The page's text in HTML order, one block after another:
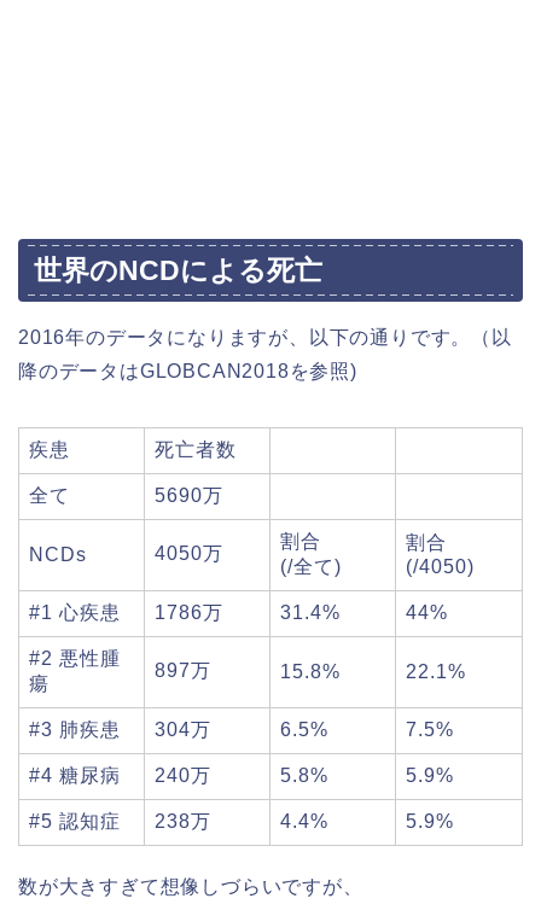
世界のNCDによる死亡
2016年のデータになりますが、以下の通りです。（以
降のデータはGLOBCAN2018を参照)
疾患 死亡者数
全て 5690万
NCDs 4050万
割合
(/全て)
割合
(/4050)
#1 心疾患 1786万 31.4% 44%
#2 悪性腫
瘍
897万 15.8% 22.1%
#3 肺疾患 304万 6.5% 7.5%
#4 糖尿病 240万 5.8% 5.9%
#5 認知症 238万 4.4% 5.9%
数が大きすぎて想像しづらいですが、